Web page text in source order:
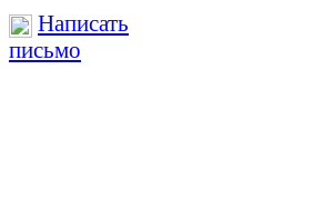
Написать
письмо